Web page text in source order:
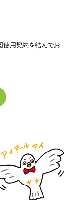
使用契約を結んでお